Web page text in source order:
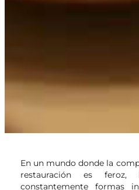
En un mundo donde la
restauración es feroz,
constantemente formas